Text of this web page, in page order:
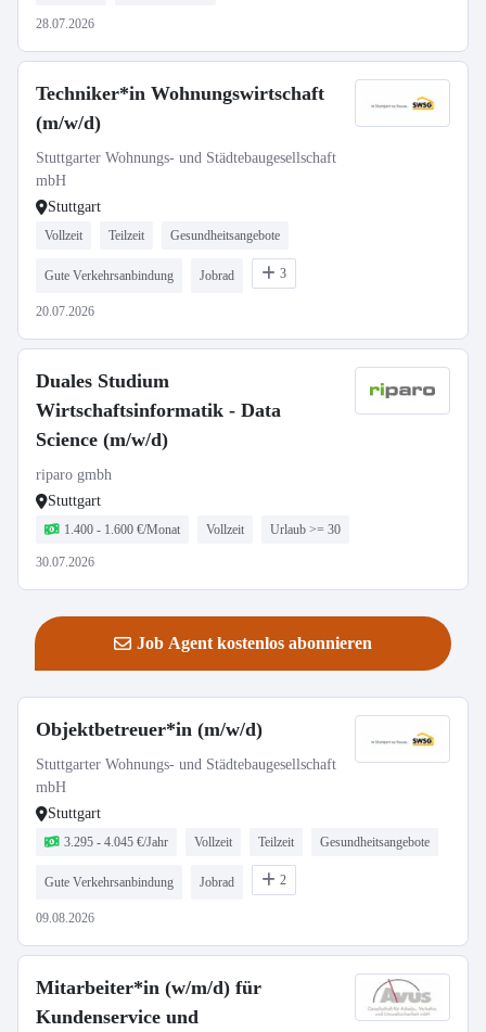
28.07.2026
Techniker*in Wohnungswirtschaft
(m/w/d)
Stuttgarter Wohnungs- und Städtebaugesellschaft
mbH
Stuttgart
Vollzeit Teilzeit Gesundheitsangebote
Gute Verkehrsanbindung Jobrad 3
20.07.2026
Duales Studium
Wirtschaftsinformatik - Data
Science (m/w/d)
riparo gmbh
Stuttgart
1.400 - 1.600 €/Monat Vollzeit Urlaub >= 30
30.07.2026
Job Agent kostenlos abonnieren
Objektbetreuer*in (m/w/d)
Stuttgarter Wohnungs- und Städtebaugesellschaft
mbH
Stuttgart
3.295 - 4.045 €/Jahr Vollzeit Teilzeit Gesundheitsangebote
Gute Verkehrsanbindung Jobrad 2
09.08.2026
Mitarbeiter*in (w/m/d) für
Kundenservice und